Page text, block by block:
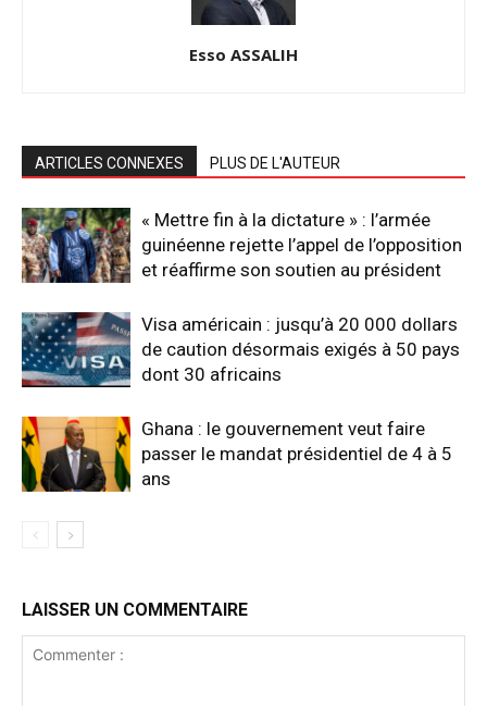
Esso ASSALIH
ARTICLES CONNEXES PLUS DE L'AUTEUR
« Mettre fin à la dictature » : l’armée
guinéenne rejette l’appel de l’opposition
et réaffirme son soutien au président
Visa américain : jusqu’à 20 000 dollars
de caution désormais exigés à 50 pays
dont 30 africains
Ghana : le gouvernement veut faire
passer le mandat présidentiel de 4 à 5
ans
LAISSER UN COMMENTAIRE